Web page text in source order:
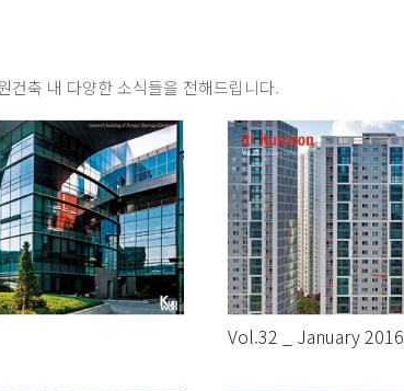
건축 내 다양한 소식들을 전해드립니다.
Vol.32 _ January 2016